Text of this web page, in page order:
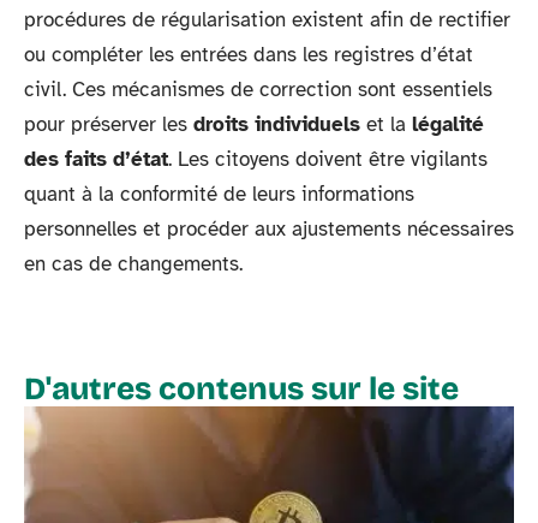
procédures de régularisation existent afin de rectifier
ou compléter les entrées dans les registres d’état
civil. Ces mécanismes de correction sont essentiels
pour préserver les droits individuels et la légalité
des faits d’état. Les citoyens doivent être vigilants
quant à la conformité de leurs informations
personnelles et procéder aux ajustements nécessaires
en cas de changements.
D'autres contenus sur le site